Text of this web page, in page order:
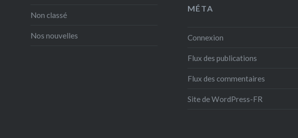
Non classé
Nos nouvelles
MÉTA
Connexion
Flux des publications
Flux des commentaires
Site de WordPress-FR